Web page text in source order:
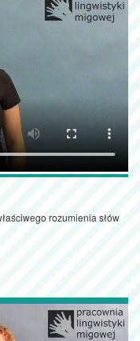
rozumienia słów